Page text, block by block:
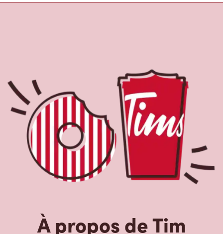
À propos de Tim